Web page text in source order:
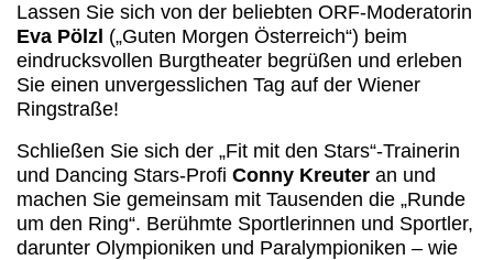
Lassen Sie sich von der beliebten ORF-Moderatorin
Eva Pölzl („Guten Morgen Österreich“) beim
eindrucksvollen Burgtheater begrüßen und erleben
Sie einen unvergesslichen Tag auf der Wiener
Ringstraße!
Schließen Sie sich der „Fit mit den Stars“-Trainerin
und Dancing Stars-Profi Conny Kreuter an und
machen Sie gemeinsam mit Tausenden die „Runde
um den Ring“. Berühmte Sportlerinnen und Sportler,
darunter Olympioniken und Paralympioniken – wie